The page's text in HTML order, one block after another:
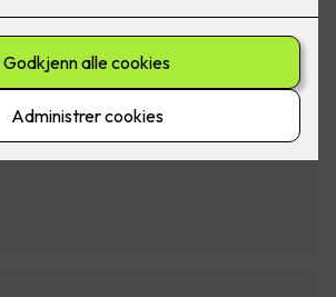
Installasjon AS
4, 4016 Stavanger